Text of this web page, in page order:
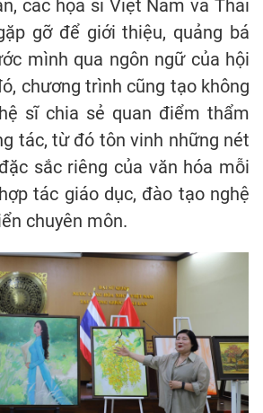
các họa sĩ Việt Nam và Thái
gỡ để giới thiệu, quảng bá
mình qua ngôn ngữ của hội
chương trình cũng tạo không
sĩ chia sẻ quan điểm thẩm
tác, từ đó tôn vinh những nét
sắc riêng của văn hóa mỗi
tác giáo dục, đào tạo nghệ
chuyên môn.